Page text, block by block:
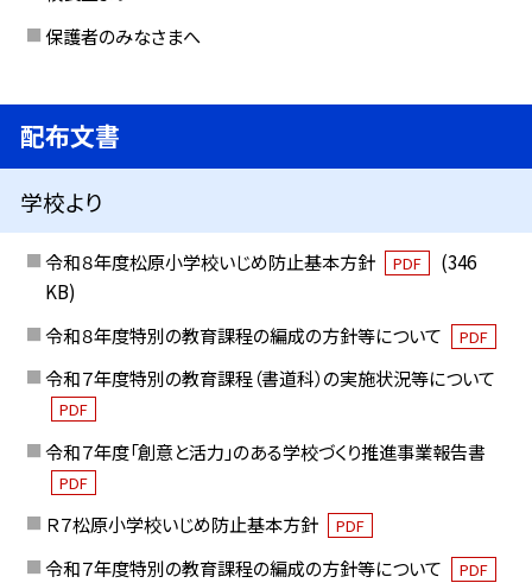
保護者のみなさまへ
配布文書
学校より
令和８年度松原小学校いじめ防止基本方針 PDF
(346
KB)
令和８年度特別の教育課程の編成の方針等について
PDF
令和７年度特別の教育課程（書道科）の実施状況等について
PDF
令和７年度「創意と活力」のある学校づくり推進事業報告書
PDF
Ｒ７松原小学校いじめ防止基本方針 PDF
令和７年度特別の教育課程の編成の方針等について PDF